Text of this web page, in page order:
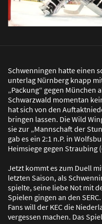
Schwenningen hatte einen
unterlag Nürnberg knapp
„Packung“ gegen München
Schwarzwald momentan
hat sich von den
bringen lassen. Die Wild
sie zur „Mannschaft der
gab es ein 2:1 n.P. in
Heimsiege gegen Straubing
Jetzt kommt es zum Duell
letzten Saison, als
spielte, seine liebe Not mit
Spielen gingen an den
Fans will der KEC die
vergessen machen. Das